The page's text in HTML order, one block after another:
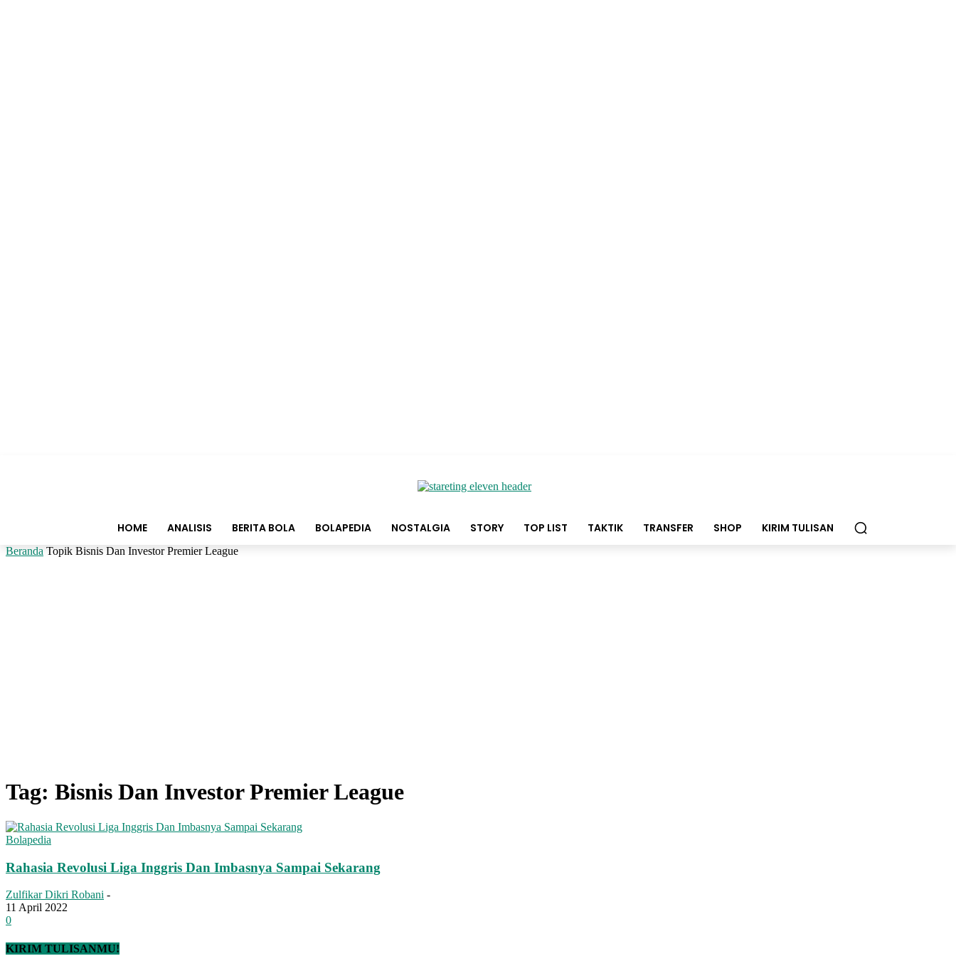
HOME ANALISIS BERITA BOLA BOLAPEDIA NOSTALGIA STORY TOP LIST TAKTIK TRANSFER SHOP KIRIM TULISAN
Beranda Topik Bisnis Dan Investor Premier League
Tag: Bisnis Dan Investor Premier League
Bolapedia
Rahasia Revolusi Liga Inggris Dan Imbasnya Sampai Sekarang
Zulfikar Dikri Robani -
11 April 2022
0
KIRIM TULISANMU!